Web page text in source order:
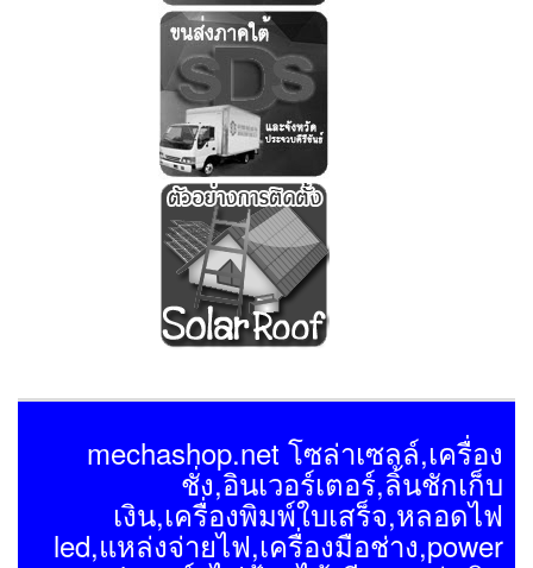
mechashop.net โซล่าเซลล์,เครื่อง
ชั่ง,อินเวอร์เตอร์,ลิ้นชักเก็บ
เงิน,เครื่องพิมพ์ใบเสร็จ,หลอดไฟ
led,แหล่งจ่ายไฟ,เครื่องมือช่าง,power